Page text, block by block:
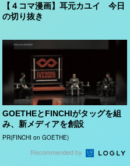
【４コマ漫画】耳元カユイ 今日
の切り抜き
GOETHEとFINCHIがタッグを組
み、新メディアを創設
PR(FINCHI on GOETHE)
Recommended by